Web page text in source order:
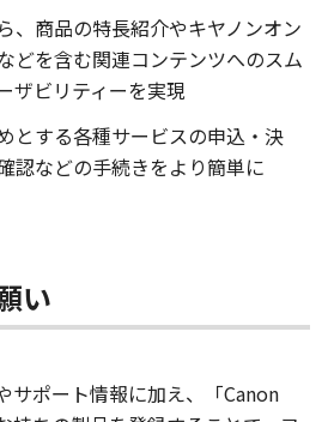
、商品の特長紹介やキヤノンオン
どを含む関連コンテンツへのスム
ザビリティーを実現
とする各種サービスの申込・決
認などの手続きをより簡単に
い
サポート情報に加え、「Canon